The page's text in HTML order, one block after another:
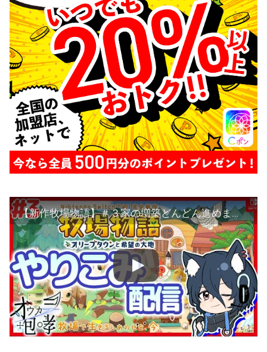
【新作牧場物語】＃３家の増築どんどん進めます！【牧場物語オリーブタウンと希望の大地】【攻略】